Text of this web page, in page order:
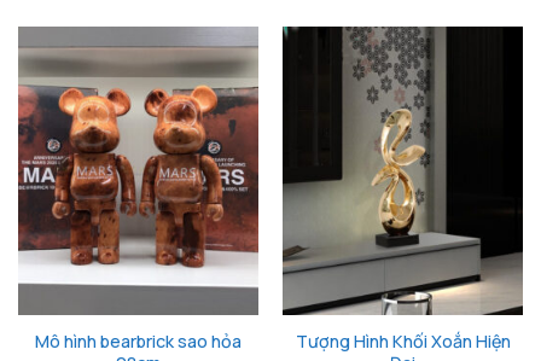
Mô hình bearbrick sao hỏa
Tượng Hình Khối Xoắn Hiện